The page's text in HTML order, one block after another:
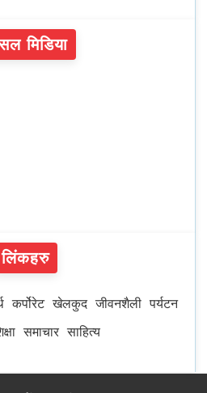
मिडिया
लिंकहरु
कर्पोरेट खेलकुद जीवनशैली पर्यटन
समाचार साहित्य